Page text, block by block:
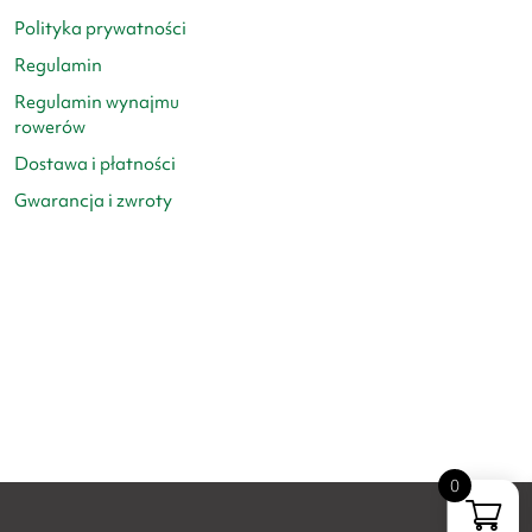
Polityka prywatności
Regulamin
Regulamin wynajmu
rowerów
Dostawa i płatności
Gwarancja i zwroty
0